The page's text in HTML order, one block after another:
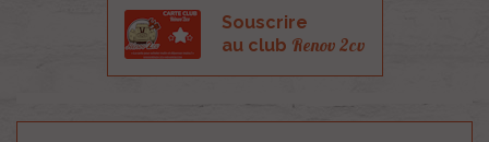
Souscrire
au club Renov 2cv